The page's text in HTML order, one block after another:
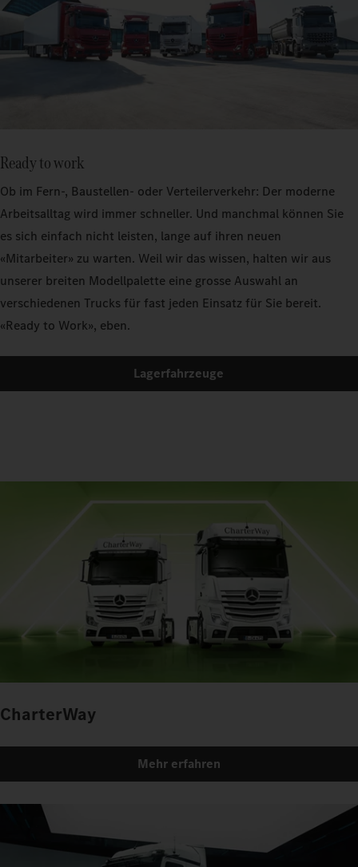
Ready to work
Ob im Fern-, Baustellen- oder Verteilerverkehr: Der moderne
Arbeitsalltag wird immer schneller. Und manchmal können Sie
es sich einfach nicht leisten, lange auf ihren neuen
«Mitarbeiter» zu warten. Weil wir das wissen, halten wir aus
unserer breiten Modellpalette eine grosse Auswahl an
verschiedenen Trucks für fast jeden Einsatz für Sie bereit.
«Ready to Work», eben.
Lagerfahrzeuge
CharterWay
Mehr erfahren